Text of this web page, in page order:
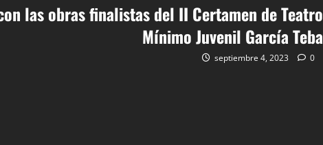
las obras finalistas del II Certamen de Teatro
Mínimo Juvenil García Teba
septiembre 4, 2023 0